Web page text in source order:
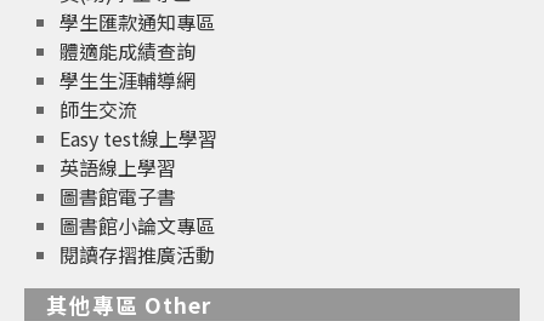
學生匯款通知專區
體適能成績查詢
學生生涯輔導網
師生交流
Easy test線上學習
英語線上學習
圖書館電子書
圖書館小論文專區
閱讀存摺推廣活動
其他專區 Other